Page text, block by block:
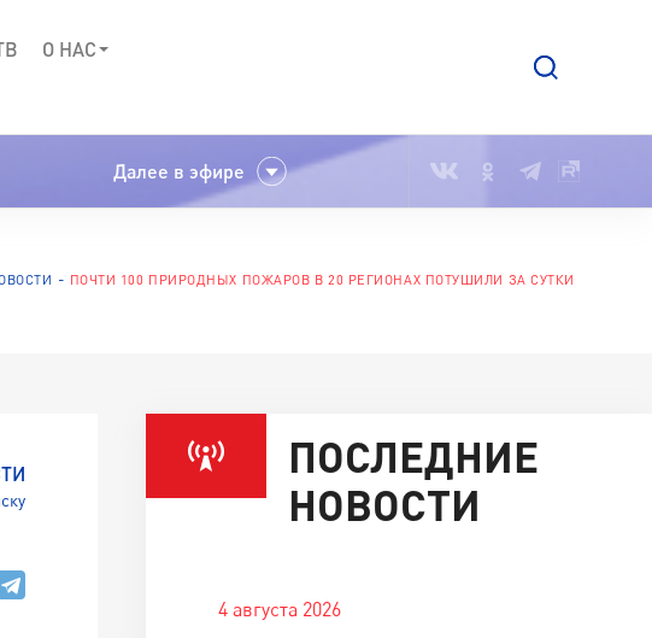
О НАС
Далее в эфире
ПОЧТИ 100 ПРИРОДНЫХ ПОЖАРОВ В 20 РЕГИОНАХ ПОТУШИЛИ ЗА СУТКИ
ПОСЛЕДНИЕ
НОВОСТИ
4 августа 2026